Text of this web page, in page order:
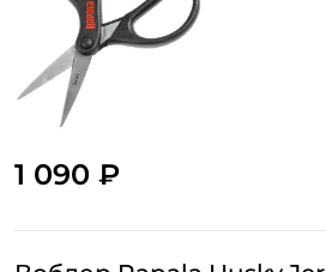
1 090 ₽